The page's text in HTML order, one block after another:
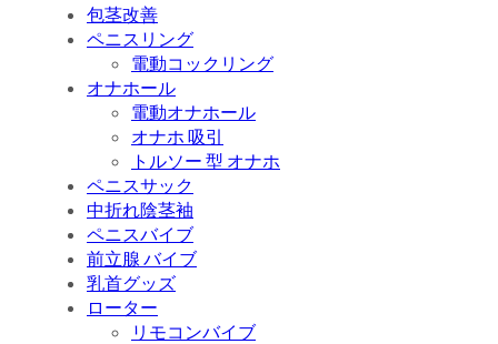
包茎改善
ペニスリング
電動コックリング
オナホール
電動オナホール
オナホ 吸引
トルソー 型 オナホ
ペニスサック
中折れ陰茎袖
ペニスバイブ
前立腺 バイブ
乳首グッズ
ローター
リモコンバイブ